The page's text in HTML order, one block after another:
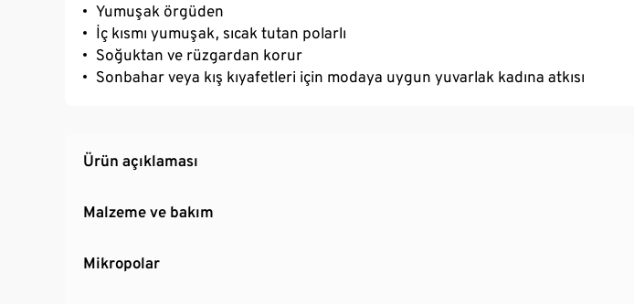
Yumuşak örgüden
İç kısmı yumuşak, sıcak tutan polarlı
Soğuktan ve rüzgardan korur
Sonbahar veya kış kıyafetleri için modaya uygun yuvarlak kadına atkısı
Ürün açıklaması
Malzeme ve bakım
Mikropolar